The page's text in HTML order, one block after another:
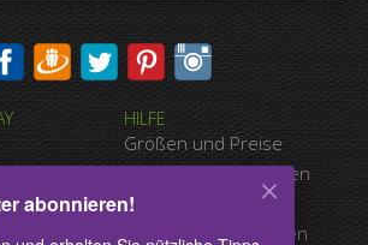
Nein
HILFE
Größen und Preise
Zahlungsmöglichkeiten
Versandart
Nutzungsbedingungen
abonnieren!